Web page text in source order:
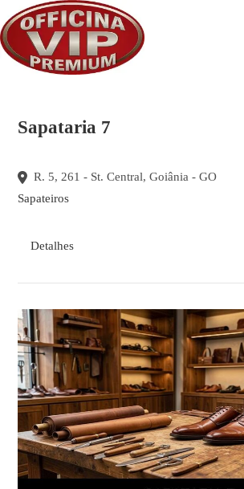
para
o
conteúdo
Sapataria 7
R. 5, 261 - St. Central, Goiânia - GO
Sapateiros
Detalhes